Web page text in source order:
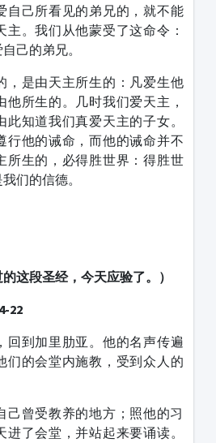
自己所看见的弟兄的，就不能
主。我们从他蒙受了这命令：
己的弟兄。
，是由天主所生的：凡爱生他
他所生的。几时我们爱天主，
此知道我们真爱天主的子女。
行他的诫命，而他的诫命并不
所生的，必得胜世界：得胜世
们的信德。
这段圣经，今天应验了。）
22
回到加里肋亚。他的名声传遍
们的会堂内施教，受到众人的
己曾受教养的地方；照他的习
了会堂，并站起来要诵读。